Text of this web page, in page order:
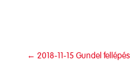
← 2018-11-15 Gundel fellépés